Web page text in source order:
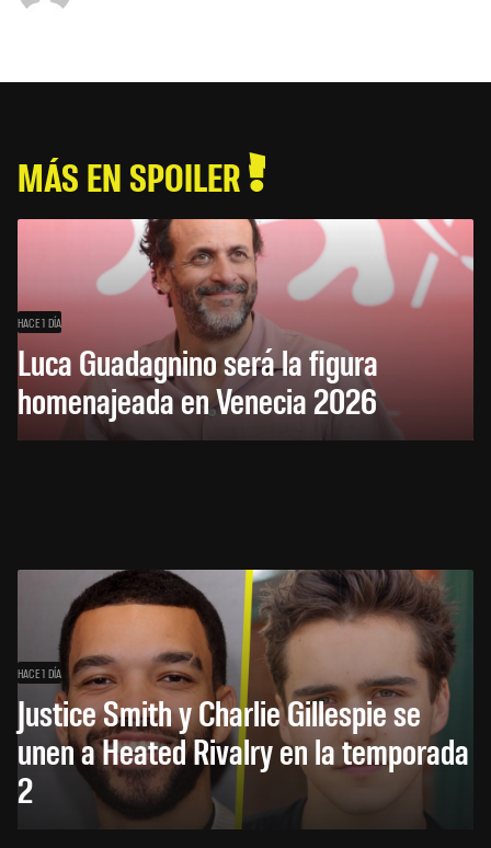
MÁS EN SPOILER
HACE 1 DÍA
Luca Guadagnino será la figura
homenajeada en Venecia 2026
HACE 1 DÍA
Justice Smith y Charlie Gillespie se
unen a Heated Rivalry en la temporada
2